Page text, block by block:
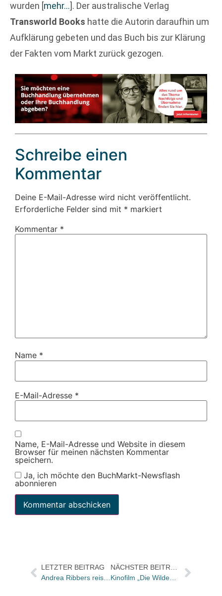
wurden [mehr…]. Der australische Verlag
Transworld Books hatte die Autorin daraufhin um
Aufklärung gebeten und das Buch bis zur Klärung
der Fakten vom Markt zurück gezogen.
Schreibe einen
Kommentar
Deine E-Mail-Adresse wird nicht veröffentlicht.
Erforderliche Felder sind mit * markiert
Kommentar *
Name *
E-Mail-Adresse *
Name, E-Mail-Adresse und Website in diesem
Browser für meinen nächsten Kommentar
speichern.
Ja, ich möchte den BuchMarkt-Newsflash
abonnieren
LETZTER BEITRAG
Andrea Ribbers reist ab 2005 für Aufbau / Carola Lamp zu Carlsen